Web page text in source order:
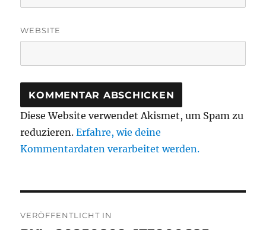
WEBSITE
Diese Website verwendet Akismet, um Spam zu
reduzieren.Erfahre, wie deine
Kommentardaten verarbeitet werden.
VERÖFFENTLICHT IN